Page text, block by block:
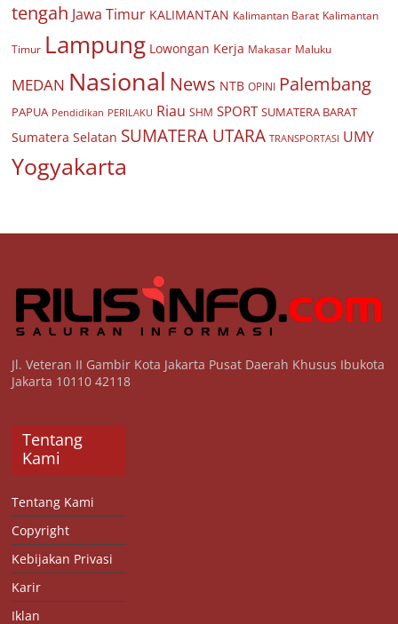
tengah Jawa Timur KALIMANTAN Kalimantan Barat Kalimantan
Timur Lampung Lowongan Kerja Makasar Maluku
MEDAN Nasional News NTB OPINI Palembang
PAPUA Pendidikan PERILAKU Riau SHM SPORT SUMATERA BARAT
Sumatera Selatan SUMATERA UTARA TRANSPORTASI UMY
Yogyakarta
Jl. Veteran II Gambir Kota Jakarta Pusat Daerah Khusus Ibukota
Jakarta 10110 42118
Tentang
Kami
Tentang Kami
Copyright
Kebijakan Privasi
Karir
Iklan